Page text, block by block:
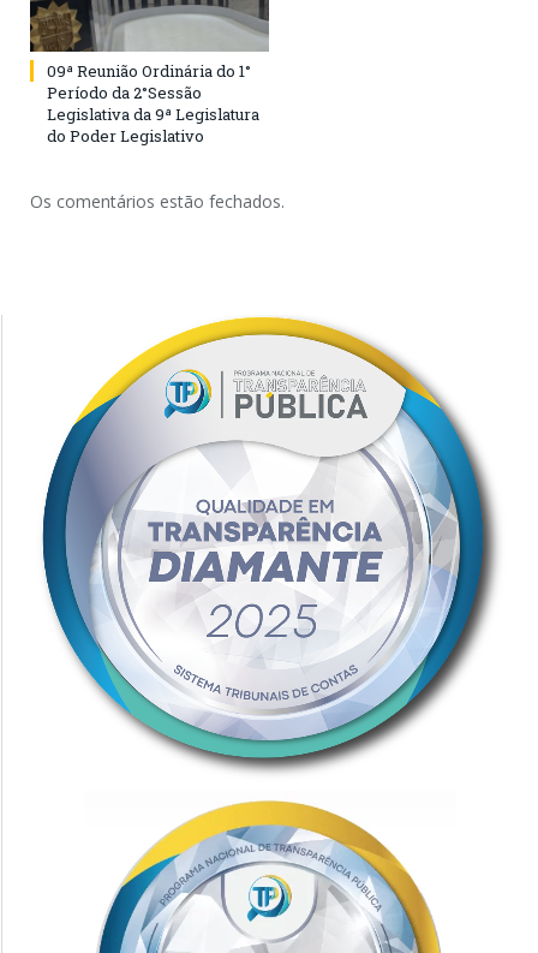
09ª Reunião Ordinária do 1°
Período da 2°Sessão
Legislativa da 9ª Legislatura
do Poder Legislativo
Os comentários estão fechados.